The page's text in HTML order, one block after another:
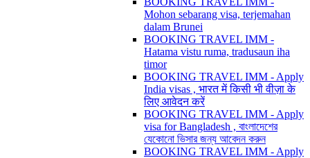
Mohon sebarang visa, terjemahan
dalam Brunei
BOOKING TRAVEL IMM -
Hatama vistu ruma, tradusaun iha
timor
BOOKING TRAVEL IMM - Apply
India visas , भारत में किसी भी वीज़ा के
लिए आवेदन करें
BOOKING TRAVEL IMM - Apply
visa for Bangladesh , বাংলাদেশের
যেকোনো ভিসার জন্য আবেদন করুন
BOOKING TRAVEL IMM - Apply